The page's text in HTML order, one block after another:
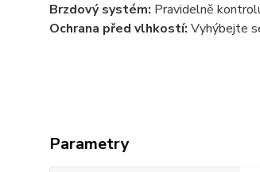
​Brzdový systém: Pravidelně
​Ochrana před vlhkostí: Vyhýbejte
Parametry